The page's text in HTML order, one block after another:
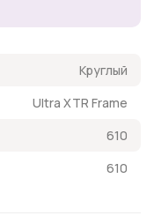
Круглый
Ultra XTR Frame
610
610